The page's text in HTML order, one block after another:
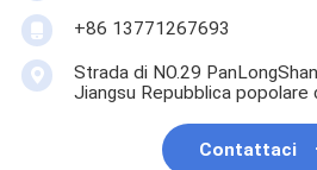
+86 13771267693
Strada di NO.29
Jiangsu Repubblica popolare
Contattaci